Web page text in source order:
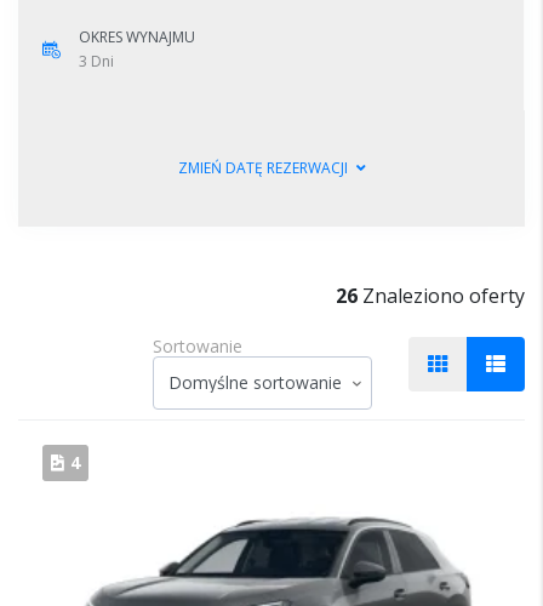
OKRES WYNAJMU
3 Dni
ZMIEŃ DATĘ REZERWACJI
26 Znaleziono oferty
Sortowanie
4